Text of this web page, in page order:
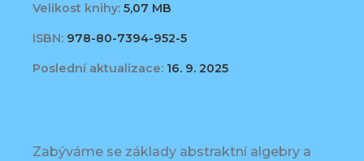
Velikost knihy: 5,07 MB
ISBN: 978-80-7394-952-5
Poslední aktualizace: 16. 9. 2025
Zabýváme se základy abstraktní algebry a